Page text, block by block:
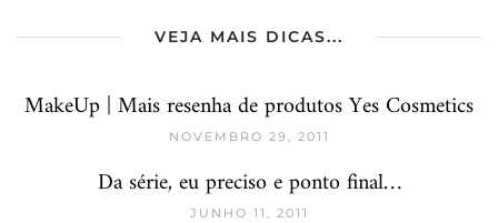
VEJA MAIS DICAS...
MakeUp | Mais resenha de produtos Yes Cosmetics
NOVEMBRO 29, 2011
Da série, eu preciso e ponto final…
JUNHO 11, 2011